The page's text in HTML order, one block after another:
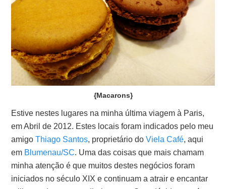
{Macarons}
Estive nestes lugares na minha última viagem à Paris,
em Abril de 2012. Estes locais foram indicados pelo meu
amigoThiago Santos, proprietário doViela Café, aqui
em Blumenau/SC. Uma das coisas que mais chamam
minha atenção é que muitos destes negócios foram
iniciados no século XIX e continuam a atrair e encantar